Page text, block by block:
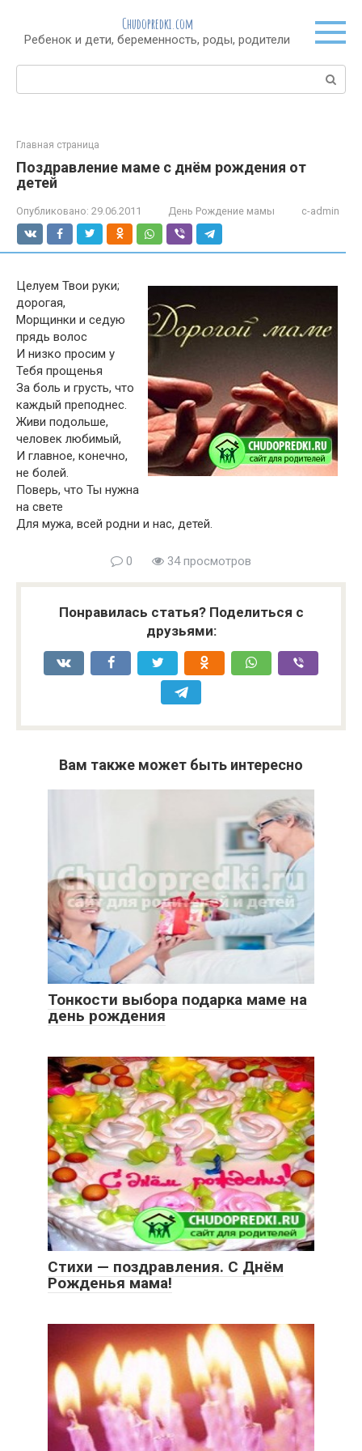
контенту
Chudopredki.com
Ребенок и дети, беременность, роды, родители
Поиск:
Главная страница
Поздравление маме с днём рождения от
детей
Опубликовано: 29.06.2011 День Рождение мамы c-admin
Целуем Твои руки;
дорогая,
Морщинки и седую
прядь волос
И низко просим у
Тебя прощенья
За боль и грусть, что
каждый преподнес.
Живи подольше,
человек любимый,
И главное, конечно,
не болей.
Поверь, что Ты нужна
на свете
Для мужа, всей родни и нас, детей.
0 34 просмотров
Понравилась статья? Поделиться с
друзьями:
Вам также может быть интересно
Тонкости выбора подарка маме на
день рождения
Стихи — поздравления. С Днём
Рожденья мама!